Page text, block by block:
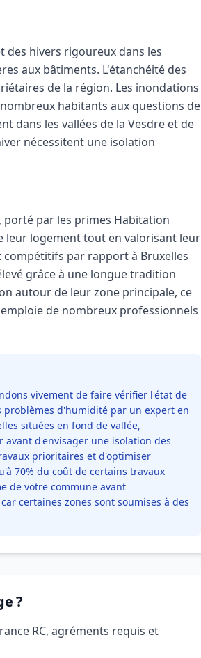
des hivers rigoureux dans les
aux bâtiments. L'étanchéité des
de la région. Les inondations
habitants aux questions de
dans les vallées de la Vesdre et de
nécessitent une isolation
porté par les primes Habitation
leur logement tout en valorisant leur
par rapport à Bruxelles
grâce à une longue tradition
autour de leur zone principale, ce
de nombreux professionnels
vivement de faire vérifier l'état de
d'humidité par un expert en
situées en fond de vallée,
d'envisager une isolation des
prioritaires et d'optimiser
70% du coût de certains travaux
de votre commune avant
certaines zones sont soumises à des
?
RC, agréments requis et